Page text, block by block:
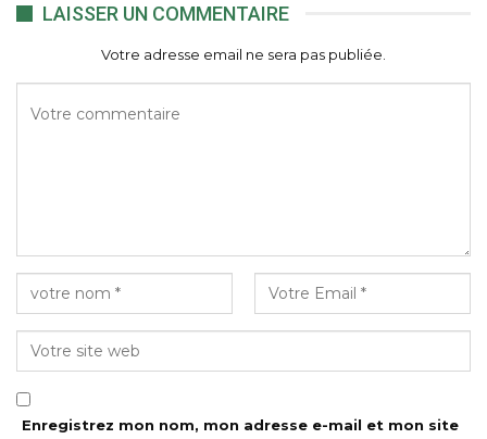
LAISSER UN COMMENTAIRE
Votre adresse email ne sera pas publiée.
Enregistrez mon nom, mon adresse e-mail et mon site